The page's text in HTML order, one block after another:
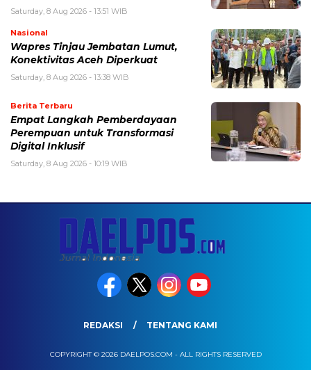
Saturday, 8 Aug 2026 - 13:51 WIB
Nasional
Wapres Tinjau Jembatan Lumut,
Konektivitas Aceh Diperkuat
Saturday, 8 Aug 2026 - 13:38 WIB
Berita Terbaru
Empat Langkah Pemberdayaan
Perempuan untuk Transformasi
Digital Inklusif
Saturday, 8 Aug 2026 - 10:19 WIB
REDAKSI TENTANG KAMI
COPYRIGHT © 2026 DAELPOS.COM - ALL RIGHTS RESERVED